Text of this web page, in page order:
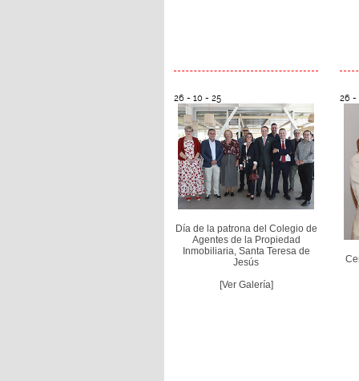
26 - 10 - 25
Día de la patrona del Colegio de
Agentes de la Propiedad
Inmobiliaria, Santa Teresa de
Jesús
[Ver Galería]
26 -